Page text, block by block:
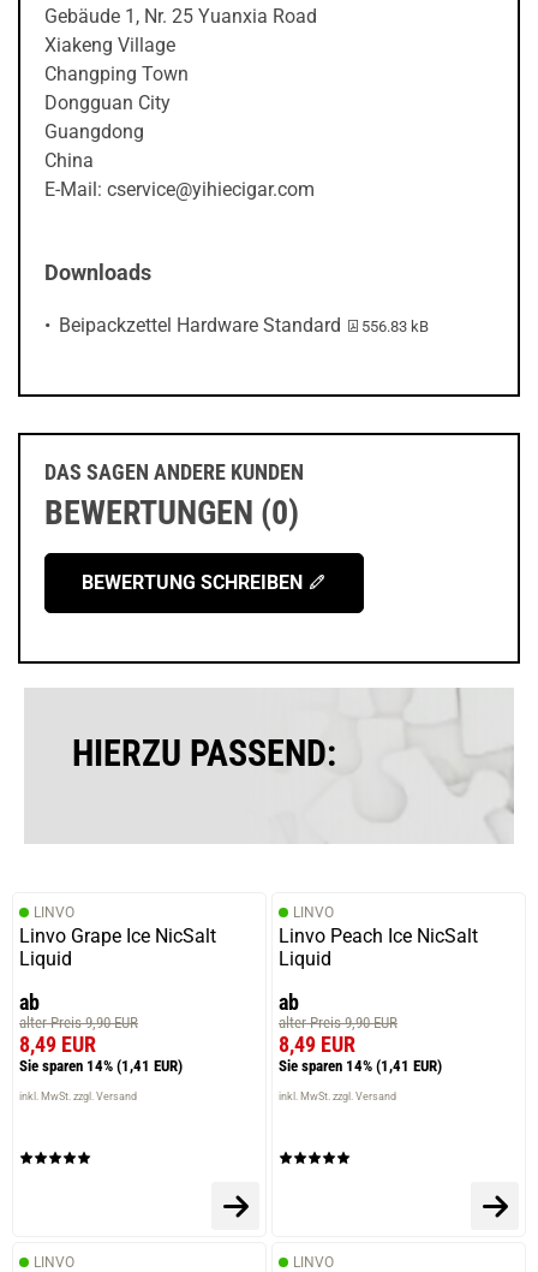
prev
Gebäude 1, Nr. 25 Yuanxia Road
Xiakeng Village
Changping Town
Dongguan City
Guangdong
China
E-Mail: cservice@yihiecigar.com
Downloads
Beipackzettel Hardware Standard PDF-Datei:
556.83 kB
DAS SAGEN ANDERE KUNDEN
BEWERTUNGEN (0)
BEWERTUNG SCHREIBEN
HIERZU PASSEND:
LINVO
Linvo Grape Ice NicSalt
Liquid
ab
alter Preis 9,90 EUR
8,49 EUR
Sie sparen 14% (1,41 EUR)
inkl. MwSt. zzgl. Versand
LINVO
Linvo Peach Ice NicSalt
Liquid
ab
alter Preis 9,90 EUR
8,49 EUR
Sie sparen 14% (1,41 EUR)
inkl. MwSt. zzgl. Versand
LINVO LINVO